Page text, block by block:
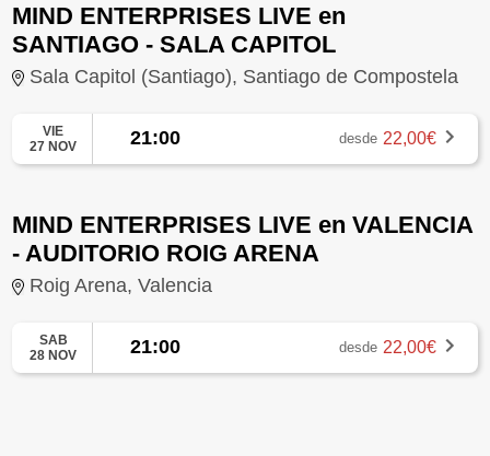
MIND ENTERPRISES LIVE en
SANTIAGO - SALA CAPITOL
Sala Capitol (Santiago), Santiago de Compostela
VIE
27 NOV
21:00 desde 22,00€
MIND ENTERPRISES LIVE en VALENCIA
- AUDITORIO ROIG ARENA
Roig Arena, Valencia
SAB
28 NOV
21:00 desde 22,00€